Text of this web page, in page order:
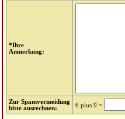
*Ihre
Anmerkung:
Zur Spamvermeidung
bitte ausrechnen:
6 plus 9 =